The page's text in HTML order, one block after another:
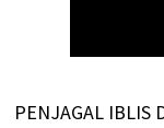
PENJAGAL IBLIS